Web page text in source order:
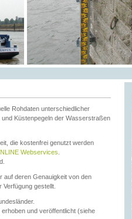
Rohdaten unterschiedlicher
Küstenpegeln der Wasserstraßen
die kostenfrei genutzt werden
Webservices
auf deren Genauigkeit von den
gestellt.
und veröffentlicht (siehe